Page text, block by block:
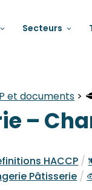
Secteurs
et documents >
–
HACCP /
Pâtisserie /